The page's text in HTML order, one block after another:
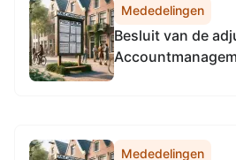
Mededelingen
Besluit van de
2026, tot het
Mededelingen